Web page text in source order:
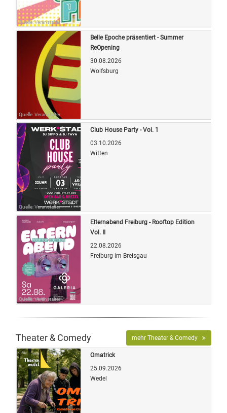
Quelle: Veranstalter
Quelle: Veranstalter
Belle Epoche präsentiert - Summer
ReOpening
30.08.2026
Wolfsburg
Quelle: Veranstalter
Club House Party - Vol. 1
03.10.2026
Witten
Quelle: Veranstalter
Elternabend Freiburg - Rooftop Edition
Vol. II
22.08.2026
Freiburg im Breisgau
Theater & Comedy mehr Theater & Comedy
Omatrick
25.09.2026
Wedel